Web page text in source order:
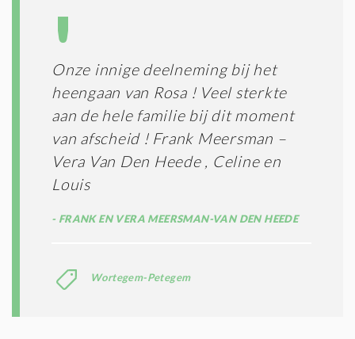
Onze innige deelneming bij het
heengaan van Rosa ! Veel sterkte
aan de hele familie bij dit moment
van afscheid ! Frank Meersman –
Vera Van Den Heede , Celine en
Louis
FRANK EN VERA MEERSMAN-VAN DEN HEEDE
Wortegem-Petegem